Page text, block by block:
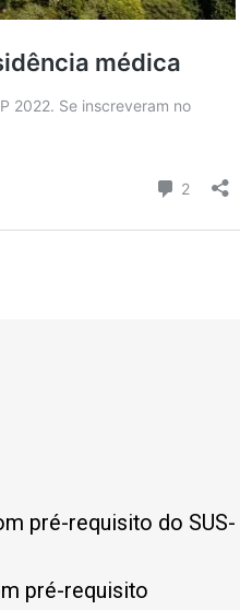
pré-requisito do SUS-
pré-requisito